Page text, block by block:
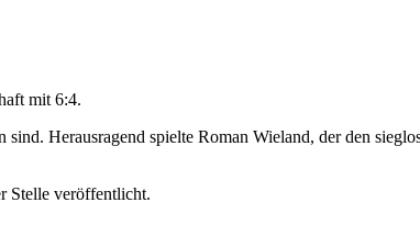
mit 6:4.
Herausragend spielte Roman Wieland, der den
Stelle veröffentlicht.